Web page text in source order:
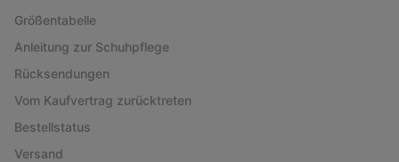
Größentabelle
Anleitung zur Schuhpflege
Rücksendungen
Vom Kaufvertrag zurücktreten
Bestellstatus
Versand